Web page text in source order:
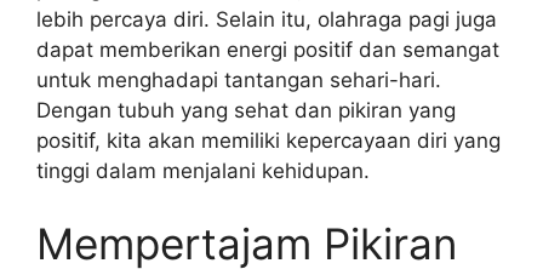
lebih percaya diri. Selain itu, olahraga pagi juga
dapat memberikan energi positif dan semangat
untuk menghadapi tantangan sehari-hari.
Dengan tubuh yang sehat dan pikiran yang
positif, kita akan memiliki kepercayaan diri yang
tinggi dalam menjalani kehidupan.
Mempertajam Pikiran